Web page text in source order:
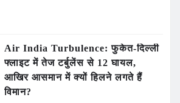
Air India Turbulence: फुकेत-दिल्ली
फ्लाइट में तेज टर्बुलेंस से 12 घायल,
आखिर आसमान में क्यों हिलने लगते हैं
विमान?